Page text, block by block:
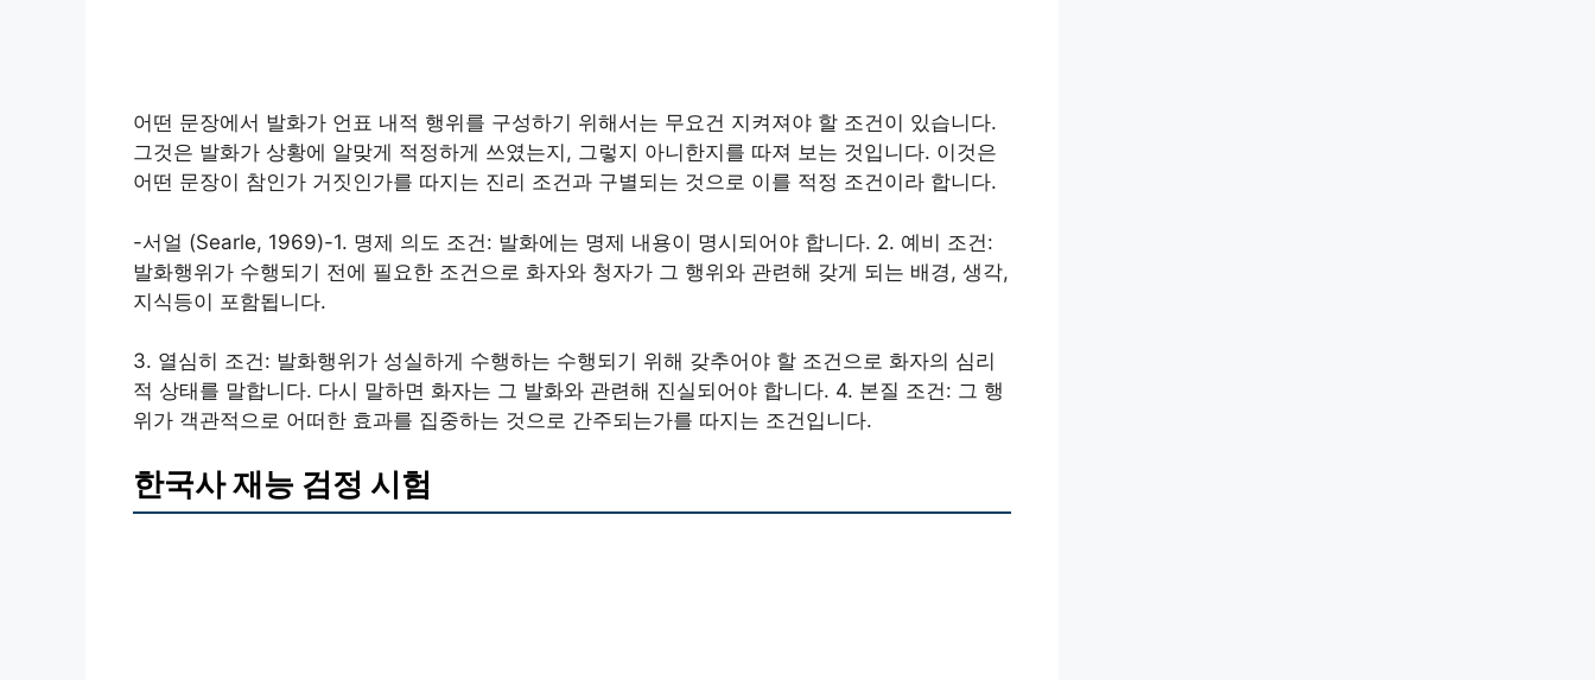
어떤 문장에서 발화가 언표 내적 행위를 구성하기 위해서는 무요건 지켜져야 할 조건이 있습니다.
그것은 발화가 상황에 알맞게 적정하게 쓰였는지, 그렇지 아니한지를 따져 보는 것입니다. 이것은
어떤 문장이 참인가 거짓인가를 따지는 진리 조건과 구별되는 것으로 이를 적정 조건이라 합니다.
-서얼 (Searle, 1969)-1. 명제 의도 조건: 발화에는 명제 내용이 명시되어야 합니다. 2. 예비 조건:
발화행위가 수행되기 전에 필요한 조건으로 화자와 청자가 그 행위와 관련해 갖게 되는 배경, 생각,
지식등이 포함됩니다.
3. 열심히 조건: 발화행위가 성실하게 수행하는 수행되기 위해 갖추어야 할 조건으로 화자의 심리
적 상태를 말합니다. 다시 말하면 화자는 그 발화와 관련해 진실되어야 합니다. 4. 본질 조건: 그 행
위가 객관적으로 어떠한 효과를 집중하는 것으로 간주되는가를 따지는 조건입니다.
한국사 재능 검정 시험